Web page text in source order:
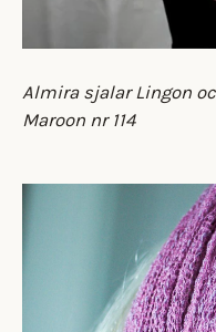
Almira sjalar Lingon
Maroon nr 114